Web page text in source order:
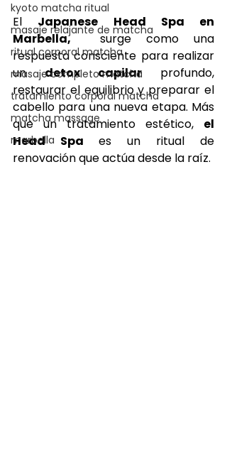
kyoto matcha ritual
masaje relajante de matcha
ritual corporal matcha
masaje completo matcha
tratamiento corporal matcha
matcha massage
marbella
El Japanese Head Spa en
Marbella, surge como una
respuesta consciente para realizar
un detox capilar profundo,
restaurar el equilibrio y preparar el
cabello para una nueva etapa. Más
que un tratamiento estético, el
Head Spa es un ritual de
renovación que actúa desde la raíz.